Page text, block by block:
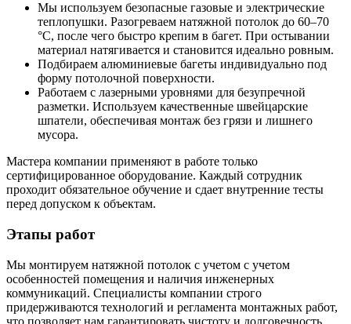
Мы используем безопасные газовые и электрические
теплопушки. Разогреваем натяжной потолок до 60–70
°C, после чего быстро крепим в багет. При остывании
материал натягивается и становится идеально ровным.
Подбираем алюминиевые багеты индивидуально под
форму потолочной поверхности.
Работаем с лазерными уровнями для безупречной
разметки. Используем качественные швейцарские
шпатели, обеспечивая монтаж без грязи и лишнего
мусора.
Мастера компании применяют в работе только
сертифицированное оборудование. Каждый сотрудник
проходит обязательное обучение и сдает внутренние тесты
перед допуском к объектам.
Этапы работ
Мы монтируем натяжной потолок с учетом с учетом
особенностей помещения и наличия инженерных
коммуникаций. Специалисты компании строго
придерживаются технологий и регламента монтажных работ,
что позволяет нам гарантировать чистоту и долговечность